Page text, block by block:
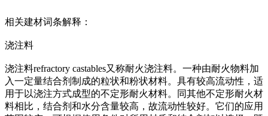
相关建材词条解释：
浇注料
浇注料refractory castables又称耐火浇注料。一种由耐火物料加
入一定量结合剂制成的粒状和粉状材料。具有较高流动性，适
用于以浇注方式成型的不定形耐火材料。同其他不定形耐火材
料相比，结合剂和水分含量较高，故流动性较好。它们的应用